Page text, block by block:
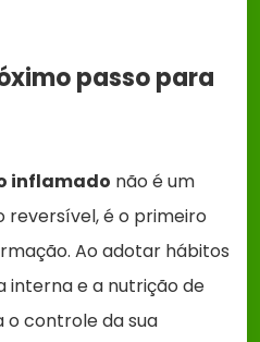
passo para
inflamado não é um
reversível, é o primeiro
Ao adotar hábitos
interna e a nutrição de
o controle da sua